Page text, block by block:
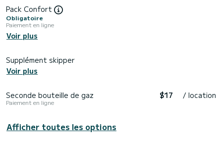
Pack Confort
Obligatoire
Paiement en ligne
Voir plus
Supplément skipper
Voir plus
Seconde bouteille de gaz
Paiement en ligne
$17 / location
Afficher toutes les options